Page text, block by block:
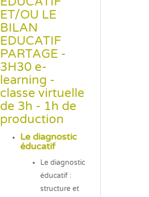
ET/OU LE
BILAN
EDUCATIF
PARTAGE -
3H30 e-
learning -
classe virtuelle
de 3h - 1h de
production
Le diagnostic
éducatif
Le diagnostic
éducatif :
structure et